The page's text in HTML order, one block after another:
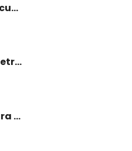
Pincel Pascua Pin-Khab05 Con 15
Guías De Letras Maped 38005 No. 5
Navaja Para Exacto Olfa Asbb-10 C/10 Nav